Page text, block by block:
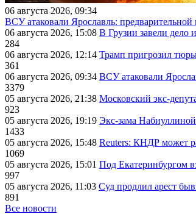
06 августа 2026, 09:34
ВСУ атаковали Ярославль:
06 августа 2026, 15:08 В Грузии завели дело
284
06 августа 2026, 12:14 Трамп пригрозил
361
06 августа 2026, 09:34 ВСУ атаковали
3379
05 августа 2026, 21:38 Московский экс-
923
05 августа 2026, 19:19 Экс-зама
1433
05 августа 2026, 15:48 Reuters: КНДР может
1069
05 августа 2026, 15:01 Под Екатеринбургом
997
05 августа 2026, 11:03 Суд продлил арест
891
Все новости